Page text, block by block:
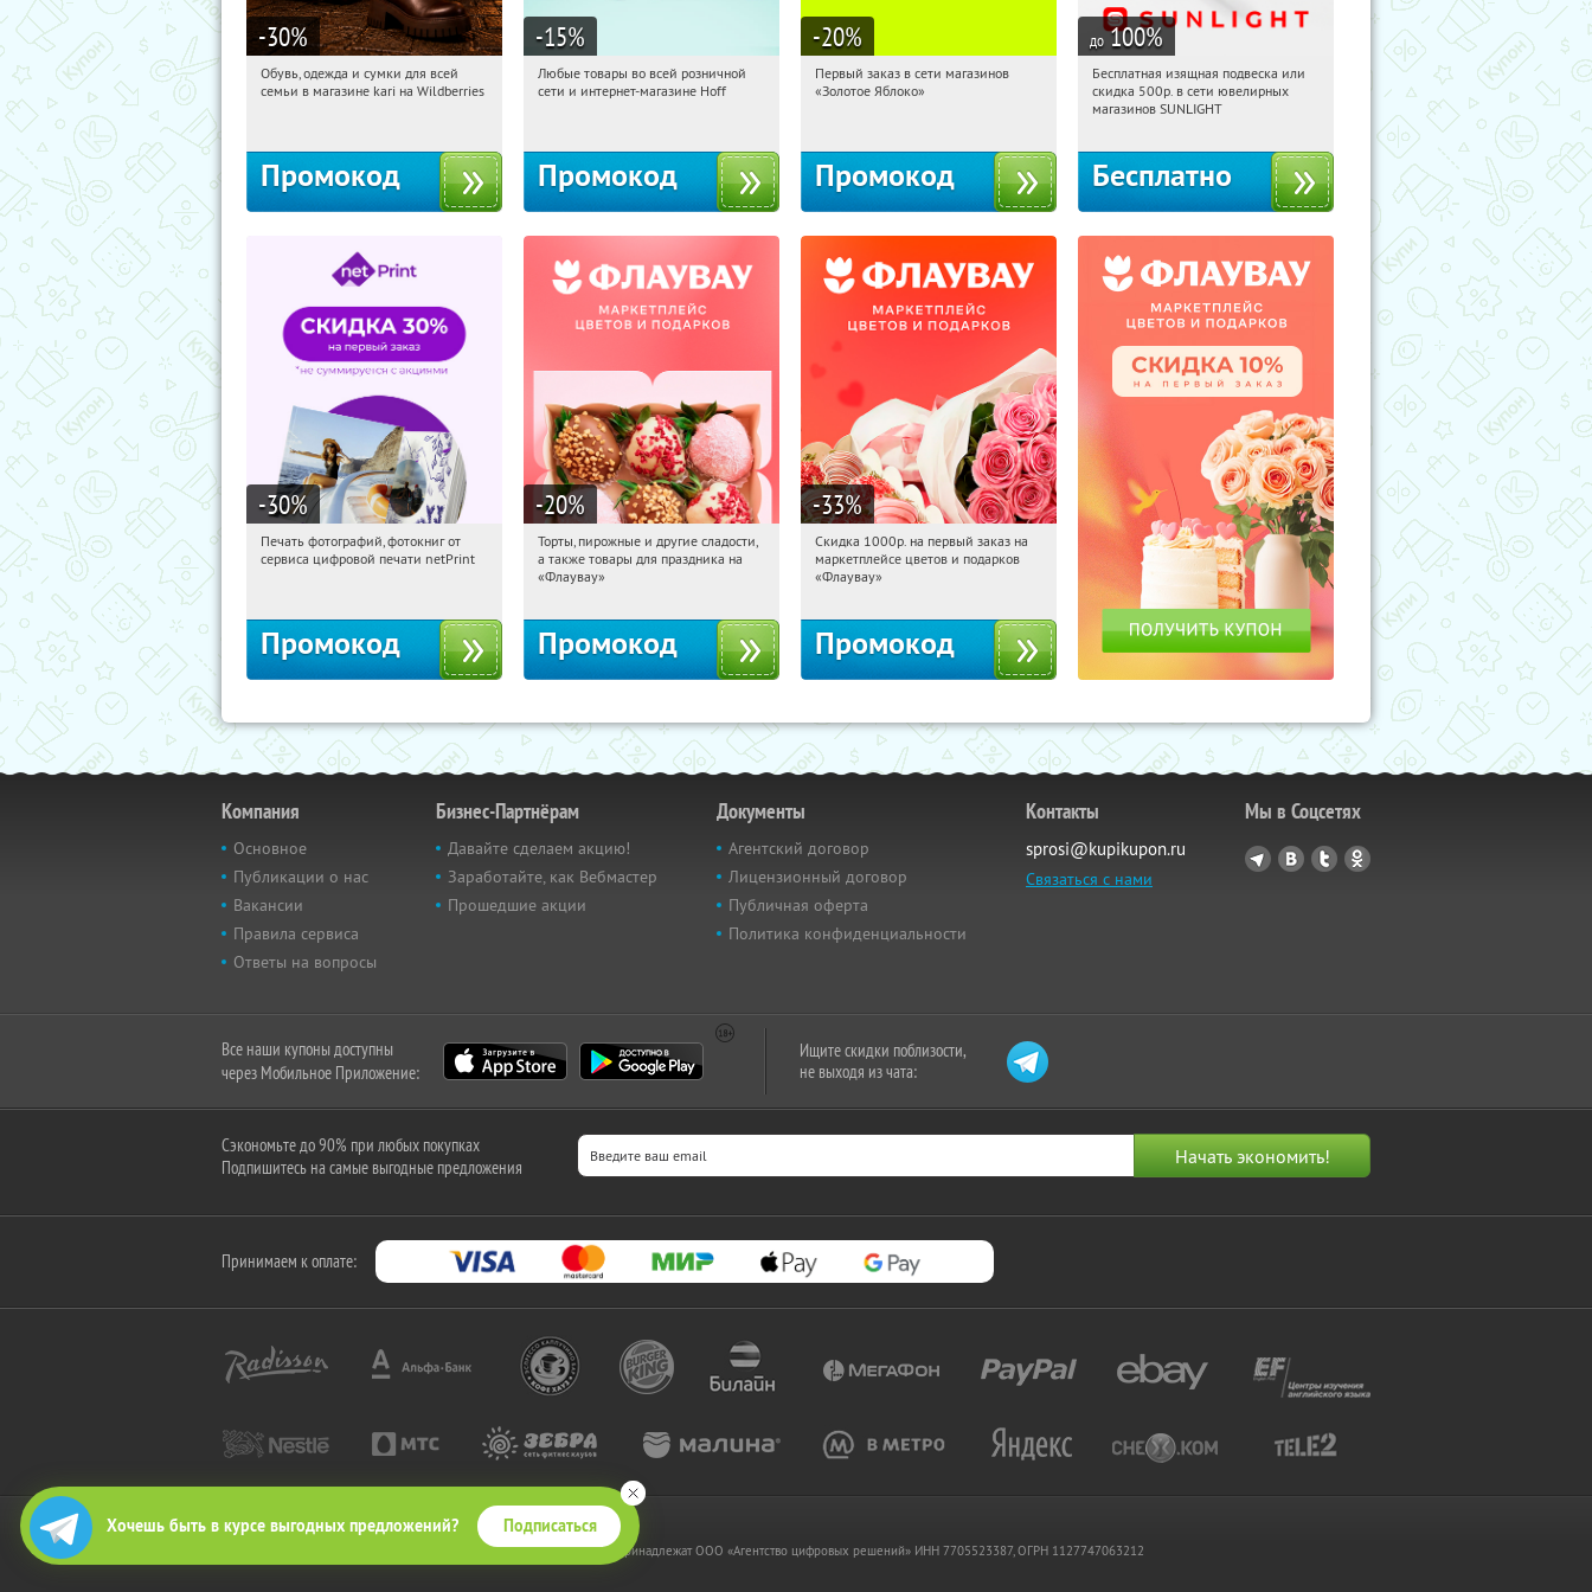
Хочешь быть в курсе выгодных предложений? Подписаться
-30%
22:34:18 Получили:
Обувь, одежда и сумки для всей
семьи в магазине kari на Wildberries
Промокод
-15%
22:34:18 Получили:
Любые товары во всей розничной
сети и интернет-магазине Hoff
Промокод
-20%
22:34:18
Получи первым!
Первый заказ в сети магазинов
«Золотое Яблоко»
Промокод
до 100%
22:34:18 Получили:
Россия
Бесплатная изящная подвеска или
скидка 500р. в сети ювелирных
магазинов SUNLIGHT
Бесплатно
-30%
22:34:18 Получили:
Печать фотографий, фотокниг от
сервиса цифровой печати netPrint
Промокод
-20%
22:34:18 Получили:
Россия
Торты, пирожные и другие сладости,
а также товары для праздника на
«Флаувау»
Промокод
-33%
22:34:18 Получили:
Россия
Скидка 1000р. на первый заказ на
маркетплейсе цветов и подарков
«Флаувау»
Промокод
Компания
Основное
Публикации о нас
Вакансии
Правила сервиса
Ответы на вопросы
Бизнес-Партнёрам
Давайте сделаем акцию!
Заработайте, как Вебмастер
Прошедшие акции
Документы
Агентский договор
Лицензионный договор
Публичная оферта
Политика конфиденциальности
Контакты
sprosi@kupikupon.ru
Связаться с нами
Мы в Соцсетях
Все наши купоны доступны
через Мобильное Приложение:
Ищите скидки поблизости,
не выходя из чата:
Сэкономьте до 90% при любых покупках
Подпишитесь на самые выгодные предложения
Принимаем к оплате:
2010-2026 © КупиКупон. Все права защищены.
Все права на товарный знак "КупиКупон" и на сайт www.kupikupon.ru принадлежат OOO «Агентство цифровых решений» ИНН 7705523387, ОГРН 1127747063212